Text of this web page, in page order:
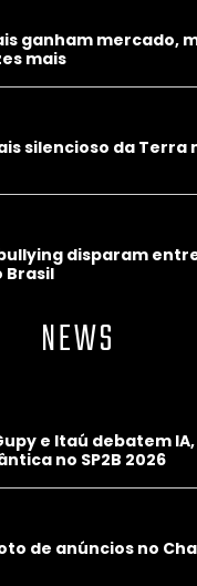
ganham mercado,
mais
silencioso da Terra
disparam
Brasil
NEWS
e Itaú debatem
no SP2B 2026
de anúncios no